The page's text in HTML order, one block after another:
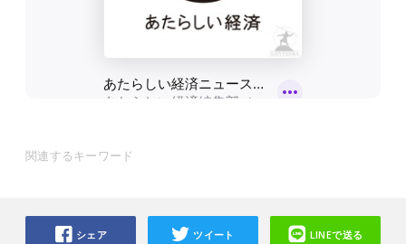
関連するキーワード
シェア ツイート LINEで送る